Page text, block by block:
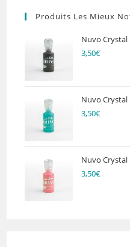
Produits Les Mieux
Nuvo Crystal
3,50€
Nuvo Crystal
3,50€
Nuvo
3,50€